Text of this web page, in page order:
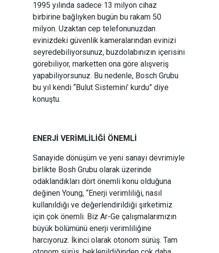
1995 yılında sadece 13 milyon cihaz
birbirine bağlıyken bugün bu rakam 50
milyon. Uzaktan cep telefonunuzdan
evinizdeki güvenlik kameralarından evinizi
seyredebiliyorsunuz, buzdolabınızın içerisini
görebiliyor, marketten ona göre alışveriş
yapabiliyorsunuz. Bu nedenle, Bosch Grubu
bu yıl kendi “Bulut Sistemini’ kurdu” diye
konuştu.
ENERJİ VERİMLİLİĞİ ÖNEMLİ
Sanayide dönüşüm ve yeni sanayi devrimiyle
birlikte Bosh Grubu olarak üzerinde
odaklandıkları dört önemli konu olduğuna
değinen Young, “Enerji verimliliği, nasıl
kullanıldığı ve değerlendirildiği şirketimiz
için çok önemli. Biz Ar-Ge çalışmalarımızın
büyük bölümünü enerji verimliliğine
harcıyoruz. İkinci olarak otonom sürüş. Tam